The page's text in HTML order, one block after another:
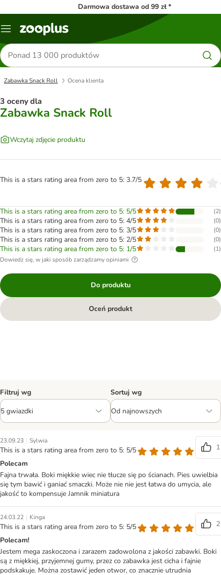
Darmowa dostawa od 99 zł *
Menu
Szukaj
produktów
Zabawka Snack Roll Ocena klienta
3 oceny dla
Zabawka Snack Roll
Wczytaj zdjęcie produktu
This is a stars rating area from zero to 5: 3.7/5
This is a stars rating area from zero to 5: 5/5 (2)
This is a stars rating area from zero to 5: 4/5 (0)
This is a stars rating area from zero to 5: 3/5 (0)
This is a stars rating area from zero to 5: 2/5 (0)
This is a stars rating area from zero to 5: 1/5 (1)
Dowiedz się, w jaki sposób zarządzamy opiniami
Do produktu
Oceń produkt
Filtruj wg Sortuj wg
23.09.23 | Sylwia
This is a stars rating area from zero to 5: 5/5
1
Polecam
Fajna trwała. Boki miękkie wiec nie tłucze się po ścianach. Pies uwielbia
się tym bawić i ganiać smaczki. Może nie nie jest łatwa do umycia, ale
jakość to kompensuje Jamnik miniatura
24.03.22 | Kinga
This is a stars rating area from zero to 5: 5/5
2
Polecam!
Jestem mega zaskoczona i zarazem zadowolona z jakości zabawki. Boki
są z miękkiej, przyjemnej gumy, przez co zabawka jest cicha i fajnie
podskakuje. Można zostawić jeden otwor, co znacznie utrudnia